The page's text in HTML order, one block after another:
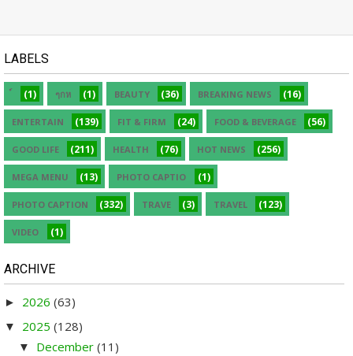
LABELS
(1) ๆกห (1) BEAUTY (36) BREAKING NEWS (16)
ENTERTAIN (139) FIT & FIRM (24) FOOD & BEVERAGE (56)
GOOD LIFE (211) HEALTH (76) HOT NEWS (256)
MEGA MENU (13) PHOTO CAPTIO (1)
PHOTO CAPTION (332) TRAVE (3) TRAVEL (123)
VIDEO (1)
ARCHIVE
► 2026 (63)
▼ 2025 (128)
▼ December (11)